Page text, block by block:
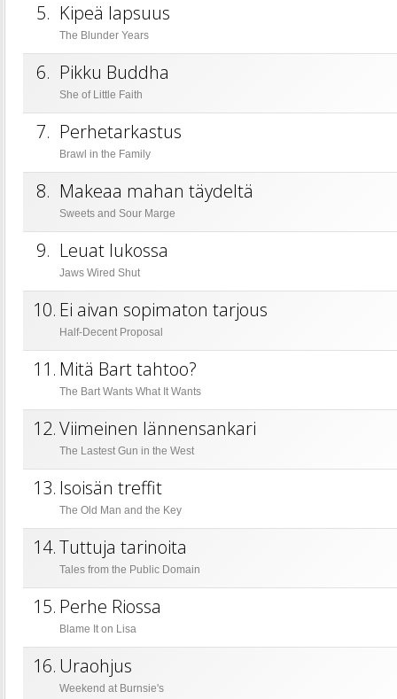
5. Kipeä lapsuus
The Blunder Years
6. Pikku Buddha
She of Little Faith
7. Perhetarkastus
Brawl in the Family
8. Makeaa mahan täydeltä
Sweets and Sour Marge
9. Leuat lukossa
Jaws Wired Shut
10. Ei aivan sopimaton tarjous
Half-Decent Proposal
11. Mitä Bart tahtoo?
The Bart Wants What It Wants
12.Viimeinen lännensankari
The Lastest Gun in the West
13. Isoisän treffit
The Old Man and the Key
14.Tuttuja tarinoita
Tales from the Public Domain
15. Perhe Riossa
Blame It on Lisa
16. Uraohjus
Weekend at Burnsie's